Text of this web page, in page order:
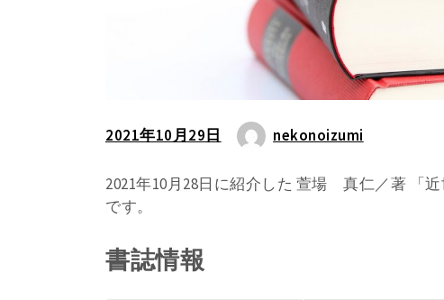
2021年10月29日 nekonoizumi
2021年10月28日に紹介した 萱場 真仁／著 「
です。
書誌情報